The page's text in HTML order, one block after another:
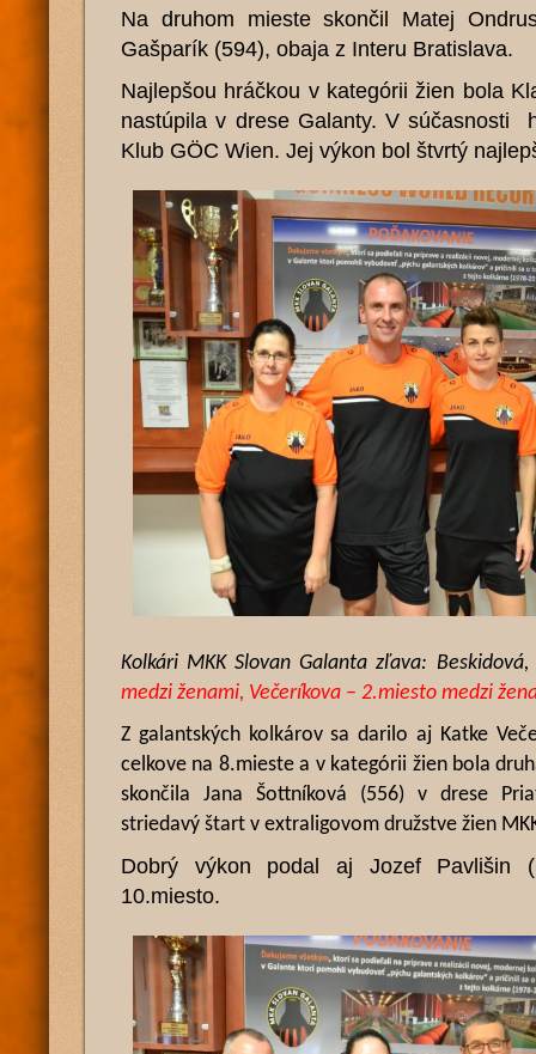
Na druhom mieste skončil Matej
Gašparík (594), obaja z Interu Bratislava.
Najlepšou hráčkou v kategórii žien bola
nastúpila v drese Galanty. V súčasnosti
Klub GÖC Wien. Jej výkon bol štvrtý
Kolkári MKK Slovan Galanta zľava: Beskidová,
medzi ženami, Večeríkova – 2.miesto medzi
Z galantských kolkárov sa darilo aj Katke
celkove na 8.mieste a v kategórii žien bola
skončila Jana Šottníková (556) v drese
striedavý štart v extraligovom družstve žien
Dobrý výkon podal aj Jozef Pavlišin
10.miesto.